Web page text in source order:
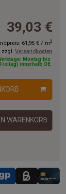
39,03 €
61,95 € / m2
zzgl. Versandkosten
Montag bis
Freitag) innerhalb DE
WARENKORB